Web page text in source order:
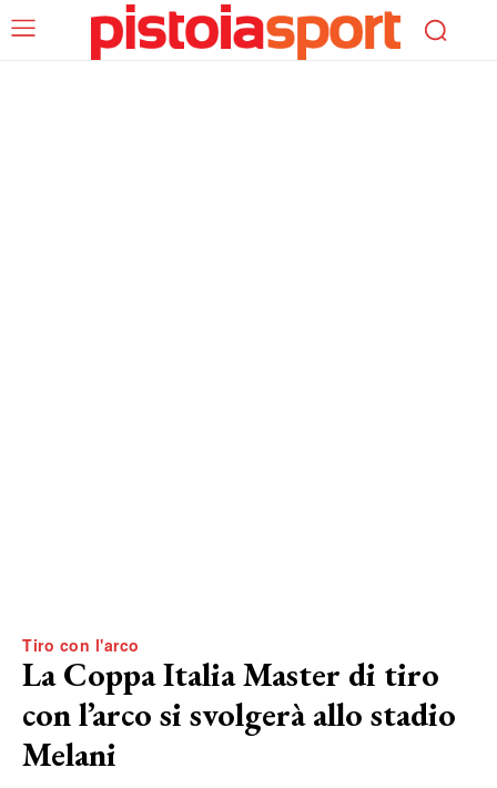
Tiro con l'arco
La Coppa Italia Master di tiro
con l’arco si svolgerà allo stadio
Melani